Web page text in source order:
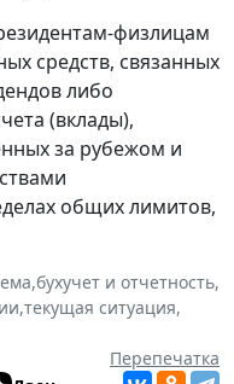
физлицам
средств, связанных
либо
(вклады),
за рубежом и
общих лимитов,
,бухучет и отчетность,
,текущая ситуация,
Перепечатка